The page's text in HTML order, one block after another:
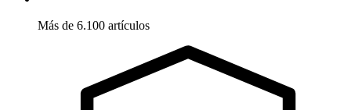
Más de 6.100 artículos